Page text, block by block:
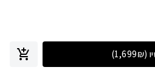
(1,699₪)